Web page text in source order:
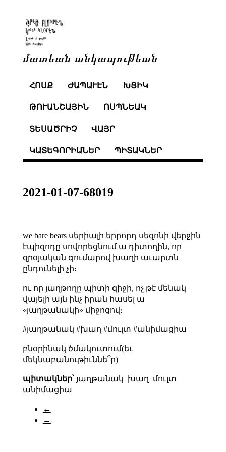
մատեան անկապութեան
ՀՈՍՔ ԺԱՊԱՒԷՆ ԽՑԻԿ
ԹՈՒԱՆՇԱՅԻՆ ՈՍՊՆԵԱԿ
ՏԵՍԱԾՐԻՉ ՎԱՅՐ
ԿԱՏԵԳՈՐԻԱՆԵՐ ՊԻՏԱԿՆԵՐ
2021-01-07-68019
we bare bears սերիալի երրորդ սեզոնի վերջին
էպիզոդը սովորեցնում ա դիտողին, որ
զրօյական գումարով խաղի աւարտն
ընդունելի չի։
ու որ յաղթողը պիտի զիջի, ոչ թէ մենակ
վայելի այն ինչ իրան հասել ա
«յաղթանակի» միջոցով։
#յաղթանակ #խաղ #մուլտ #անիմացիա
բնօրինակ ծմակուտում(եւ
մեկնաբանութիւննե՞ր)
պիտակներ՝ յաղթանակ խաղ մուլտ
անիմացիա
←
→